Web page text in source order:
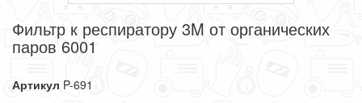
Фильтр к респиратору 3M от органических
паров 6001
Артикул P-691